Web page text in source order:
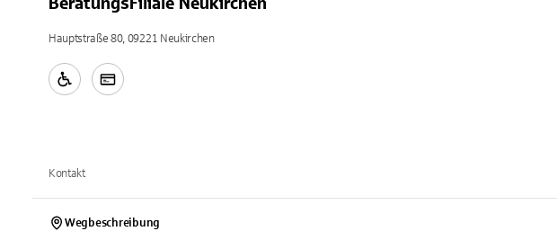
Hauptstraße 80, 09221 Neukirchen
Kontakt
Wegbeschreibung